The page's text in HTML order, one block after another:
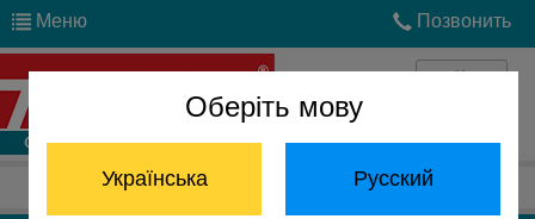
Оберіть мову
Українська Русский
Меню Позвонить
Войти
Отдел запчастей: (068) 824-24-24